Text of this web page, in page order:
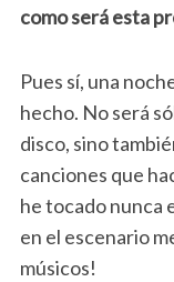
como será esta
Pues sí, una
hecho. No será
disco, sino
canciones que
he tocado nunca
en el escenario
músicos!